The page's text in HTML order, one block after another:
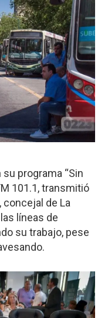
programa “Sin
101.1, transmitió
concejal de La
líneas de
su trabajo, pese